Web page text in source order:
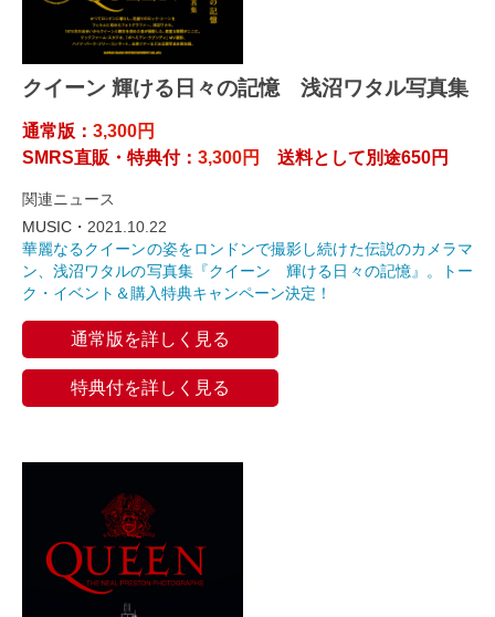
クイーン 輝ける日々の記憶 浅沼ワタル写真集
通常版： 3,300円
SMRS直販・特典付： 3,300円 送料として別途650円
関連ニュース
MUSIC・ 2021.10.22
華麗なるクイーンの姿をロンドンで撮影し続けた伝説のカメラマ
ン、浅沼ワタルの写真集『クイーン 輝ける日々の記憶』。トー
ク・イベント＆購入特典キャンペーン決定！
通常版を詳しく見る
特典付を詳しく見る